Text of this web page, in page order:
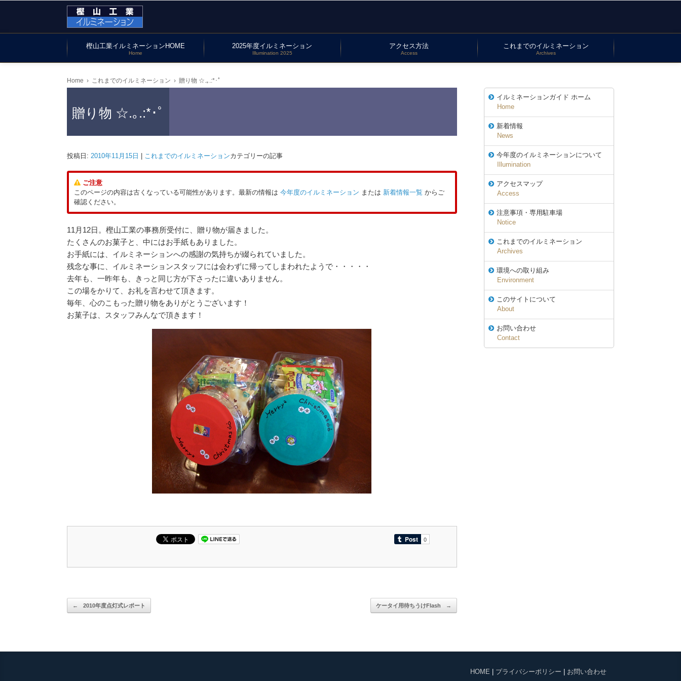
樫山工業イルミネーションHOME
Home
2025年度イルミネーション
Illumination 2025
アクセス方法
Access
これまでのイルミネーション
Archives
Home › これまでのイルミネーション › 贈り物 ☆.｡.:*･ﾟ
贈り物 ☆.｡.:*･ﾟ
投稿日: 2010年11月15日 これまでのイルミネーションカテゴリーの記事
ご注意
このページの内容は古くなっている可能性があります。最新の情報は 今年度のイルミネーション または 新着情報一覧 からご
確認ください。
11月12日。樫山工業の事務所受付に、贈り物が届きました。
たくさんのお菓子と、中にはお手紙もありました。
お手紙には、イルミネーションへの感謝の気持ちが綴られていました。
残念な事に、イルミネーションスタッフには会わずに帰ってしまわれたようで・・・・・
去年も、一昨年も、きっと同じ方が下さったに違いありません。
この場をかりて、お礼を言わせて頂きます。
毎年、心のこもった贈り物をありがとうございます！
お菓子は、スタッフみんなで頂きます！
投稿ナビゲーション
← 2010年度点灯式レポート ケータイ用待ちうけFlash →
イルミネーションガイド ホーム
Home
新着情報
News
今年度のイルミネーションについて
Illumination
アクセスマップ
Access
注意事項・専用駐車場
Notice
これまでのイルミネーション
Archives
環境への取り組み
Environment
このサイトについて
About
お問い合わせ
Contact
HOME プライバシーポリシー お問い合わせ